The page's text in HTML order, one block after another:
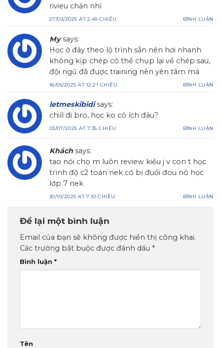
rivieu chán nhỉ
27/03/2025 AT 2:49 CHIỀU BÌNH LUẬN
My says:
Học ở đây theo lộ trình sẵn nên hơi nhanh
không kịp chép có thể chụp lại về chép sau,
đội ngũ đã được training nên yên tâm mà
16/05/2025 AT 12:21 CHIỀU BÌNH LUẬN
letmeskibidi says:
chill đi bro, học ko có ích đâu?
03/07/2025 AT 7:35 CHIỀU BÌNH LUẬN
Khách says:
tao nói cho m luôn review kiểu j v con t học
trình độ c2 toán nek có bị đuổi đou nó học
lớp 7 nek
30/10/2025 AT 7:10 CHIỀU BÌNH LUẬN
Để lại một bình luận
Email của bạn sẽ không được hiển thị công khai.
Các trường bắt buộc được đánh dấu *
Bình luận *
Tên